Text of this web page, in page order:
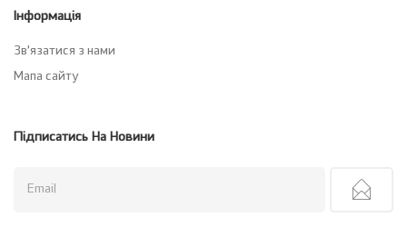
Інформація
Зв’язатися з нами
Мапа сайту
Підписатись На Новини